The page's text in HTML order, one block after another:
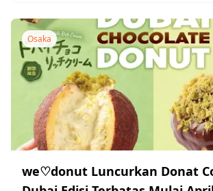
Osaka
we♡donut Luncurkan Donat